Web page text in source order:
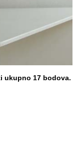
ukupno 17 bodova.